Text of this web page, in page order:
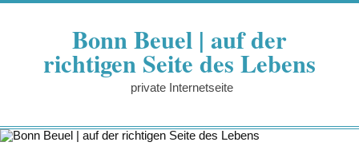
Zum
Bonn Beuel | auf der
richtigen Seite des Lebens
private Internetseite